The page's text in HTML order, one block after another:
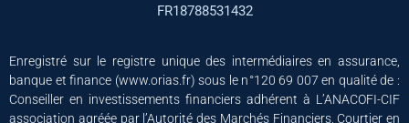
FR18788531432
Enregistré sur le registre unique des intermédiaires en assurance,
banque et finance (www.orias.fr) sous le n°120 69 007 en qualité de :
Conseiller en investissements financiers adhérent à L’ANACOFI-CIF
association agréée par l’Autorité des Marchés Financiers, Courtier en